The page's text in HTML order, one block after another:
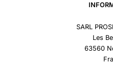
SARL
Les
63560